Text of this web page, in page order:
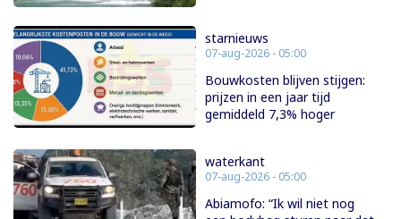
starnieuws
07-aug-2026 - 05:00
Bouwkosten blijven stijgen:
prijzen in een jaar tijd
gemiddeld 7,3% hoger
waterkant
07-aug-2026 - 05:00
Abiamofo: “Ik wil niet nog